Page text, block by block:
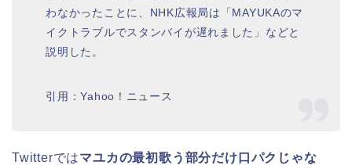
わなかったことに、NHK広報局は「MAYUKAのマ
イクトラブルでスタンバイが遅れました」などと
説明した。
引用：Yahoo！ニュース
Twitterではマユカの最初歌う部分だけ口パクじゃな